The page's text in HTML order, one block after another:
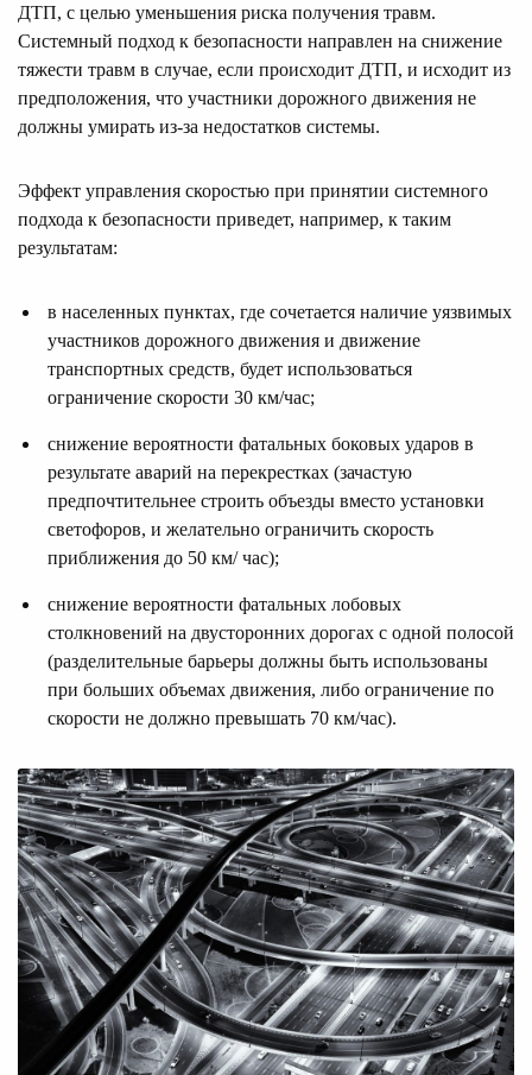
ДТП, с целью уменьшения риска получения травм.
Системный подход к безопасности направлен на снижение
тяжести травм в случае, если происходит ДТП, и исходит из
предположения, что участники дорожного движения не
должны умирать из-за недостатков системы.
Эффект управления скоростью при принятии системного
подхода к безопасности приведет, например, к таким
результатам:
в населенных пунктах, где сочетается наличие уязвимых
участников дорожного движения и движение
транспортных средств, будет использоваться
ограничение скорости 30 км/час;
снижение вероятности фатальных боковых ударов в
результате аварий на перекрестках (зачастую
предпочтительнее строить объезды вместо установки
светофоров, и желательно ограничить скорость
приближения до 50 км/ час);
снижение вероятности фатальных лобовых
столкновений на двусторонних дорогах с одной полосой
(разделительные барьеры должны быть использованы
при больших объемах движения, либо ограничение по
скорости не должно превышать 70 км/час).